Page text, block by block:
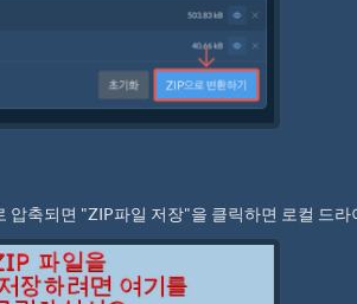
압축되면 "ZIP파일 저장"을 클릭하면 로컬 드라